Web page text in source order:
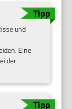
und
Eine
der